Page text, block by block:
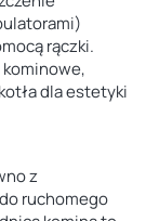
rączki.
dla estetyki
z
ruchomego